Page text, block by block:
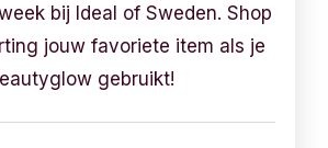
bij Ideal of Sweden. Shop
jouw favoriete item als je
gebruikt!